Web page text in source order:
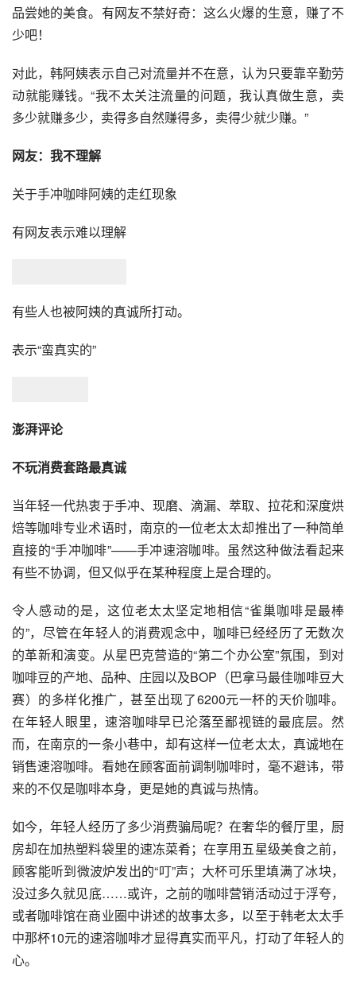
品尝她的美食。有网友不禁好奇：这么火爆的生意，赚了不
少吧！
对此，韩阿姨表示自己对流量并不在意，认为只要靠辛勤劳
动就能赚钱。“我不太关注流量的问题，我认真做生意，卖
多少就赚多少，卖得多自然赚得多，卖得少就少赚。”
网友：我不理解
关于手冲咖啡阿姨的走红现象
有网友表示难以理解
有些人也被阿姨的真诚所打动。
表示“蛮真实的”
澎湃评论
不玩消费套路最真诚
当年轻一代热衷于手冲、现磨、滴漏、萃取、拉花和深度烘
焙等咖啡专业术语时，南京的一位老太太却推出了一种简单
直接的“手冲咖啡”——手冲速溶咖啡。虽然这种做法看起来
有些不协调，但又似乎在某种程度上是合理的。
令人感动的是，这位老太太坚定地相信“雀巢咖啡是最棒
的”，尽管在年轻人的消费观念中，咖啡已经经历了无数次
的革新和演变。从星巴克营造的“第二个办公室”氛围，到对
咖啡豆的产地、品种、庄园以及BOP（巴拿马最佳咖啡豆大
赛）的多样化推广，甚至出现了6200元一杯的天价咖啡。
在年轻人眼里，速溶咖啡早已沦落至鄙视链的最底层。然
而，在南京的一条小巷中，却有这样一位老太太，真诚地在
销售速溶咖啡。看她在顾客面前调制咖啡时，毫不避讳，带
来的不仅是咖啡本身，更是她的真诚与热情。
如今，年轻人经历了多少消费骗局呢？在奢华的餐厅里，厨
房却在加热塑料袋里的速冻菜肴；在享用五星级美食之前，
顾客能听到微波炉发出的“叮”声；大杯可乐里填满了冰块，
没过多久就见底……或许，之前的咖啡营销活动过于浮夸，
或者咖啡馆在商业圈中讲述的故事太多，以至于韩老太太手
中那杯10元的速溶咖啡才显得真实而平凡，打动了年轻人的
心。